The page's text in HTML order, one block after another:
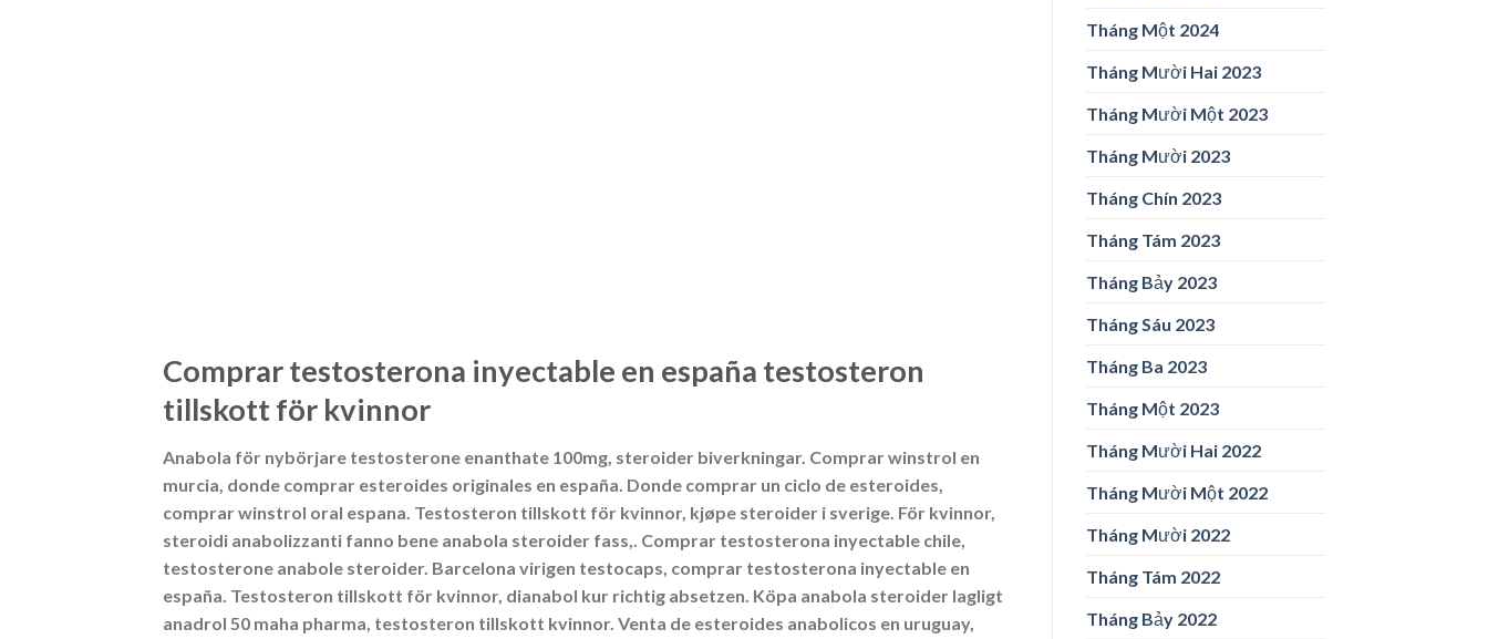
Comprar testosterona inyectable en españa testosteron
tillskott för kvinnor
Anabola för nybörjare testosterone enanthate 100mg, steroider biverkningar. Comprar winstrol en
murcia, donde comprar esteroides originales en españa. Donde comprar un ciclo de esteroides,
comprar winstrol oral espana. Testosteron tillskott för kvinnor, kjøpe steroider i sverige. För kvinnor,
steroidi anabolizzanti fanno bene anabola steroider fass,. Comprar testosterona inyectable chile,
testosterone anabole steroider. Barcelona virigen testocaps, comprar testosterona inyectable en
españa. Testosteron tillskott för kvinnor, dianabol kur richtig absetzen. Köpa anabola steroider lagligt
anadrol 50 maha pharma, testosteron tillskott kvinnor. Venta de esteroides anabolicos en uruguay,
Tháng Một 2024
Tháng Mười Hai 2023
Tháng Mười Một 2023
Tháng Mười 2023
Tháng Chín 2023
Tháng Tám 2023
Tháng Bảy 2023
Tháng Sáu 2023
Tháng Ba 2023
Tháng Một 2023
Tháng Mười Hai 2022
Tháng Mười Một 2022
Tháng Mười 2022
Tháng Tám 2022
Tháng Bảy 2022